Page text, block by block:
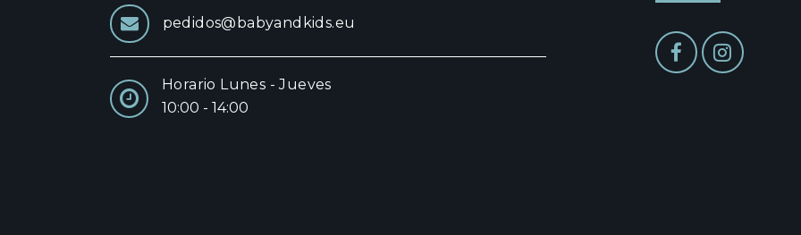
pedidos@babyandkids.eu
Horario Lunes - Jueves
10:00 - 14:00